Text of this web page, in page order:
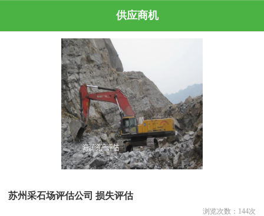
供应商机
苏州采石场评估公司 损失评估
浏览次数： 144次